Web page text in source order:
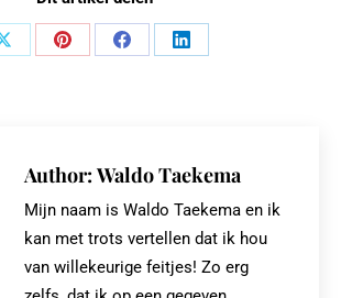
Share
Share
Share
Share
Author: Waldo Taekema
Mijn naam is Waldo Taekema en ik
kan met trots vertellen dat ik hou
van willekeurige feitjes! Zo erg